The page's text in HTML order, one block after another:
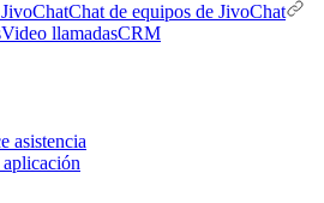
Chat de equipos de JivoChat
Video llamadasCRM
asistencia
aplicación